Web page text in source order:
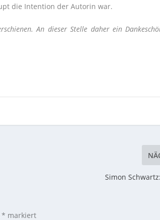
die Intention der Autorin war.
An dieser Stelle daher ein
Simon
* markiert